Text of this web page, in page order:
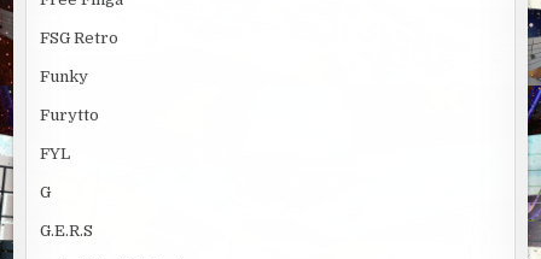
FSG Retro
Funky
Furytto
FYL
G
G.E.R.S